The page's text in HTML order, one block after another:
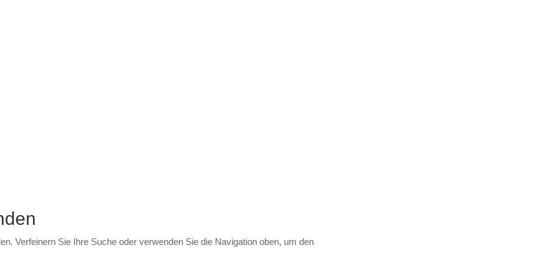
Verfeinern Sie Ihre Suche oder verwenden Sie die Navigation oben, um den